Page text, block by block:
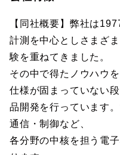
【同社概要】弊社は
計測を中心としさまざ
験を重ねてきました。
その中で得たノウハウを
仕様が固まっていない
品開発を行っています
通信・制御など、
各分野の中核を担う電